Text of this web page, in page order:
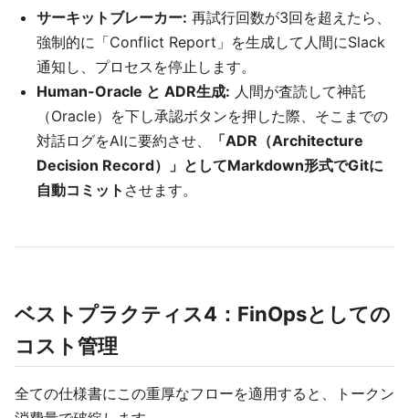
サーキットブレーカー: 再試行回数が3回を超えたら、
強制的に「Conflict Report」を生成して人間にSlack
通知し、プロセスを停止します。
Human-Oracle と ADR生成: 人間が査読して神託
（Oracle）を下し承認ボタンを押した際、そこまでの
対話ログをAIに要約させ、
「ADR（Architecture
Decision Record）」としてMarkdown形式でGitに
自動コミット させます。
ベストプラクティス4：FinOpsとしての
コスト管理
全ての仕様書にこの重厚なフローを適用すると、トークン